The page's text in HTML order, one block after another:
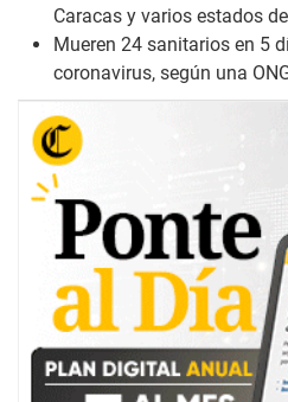
Caracas y varios estados
Mueren 24 sanitarios en 5
coronavirus, según una